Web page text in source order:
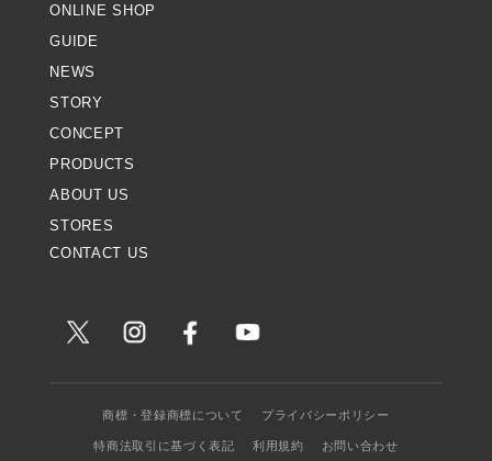
ONLINE SHOP
GUIDE
NEWS
STORY
CONCEPT
PRODUCTS
ABOUT US
STORES
CONTACT US
商標・登録商標について プライバシーポリシー
特商法取引に基づく表記 利用規約 お問い合わせ